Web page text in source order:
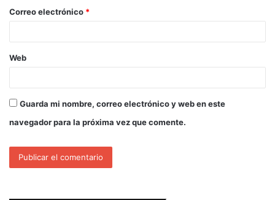
Correo electrónico *
Web
Guarda mi nombre, correo electrónico y web en este
navegador para la próxima vez que comente.